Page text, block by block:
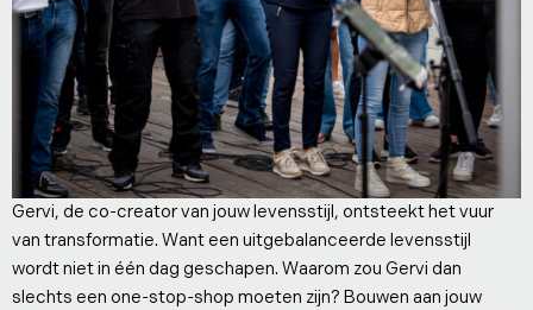
Gervi, de co-creator van jouw levensstijl, ontsteekt het vuur
van transformatie. Want een uitgebalanceerde levensstijl
wordt niet in één dag geschapen. Waarom zou Gervi dan
slechts een one-stop-shop moeten zijn? Bouwen aan jouw